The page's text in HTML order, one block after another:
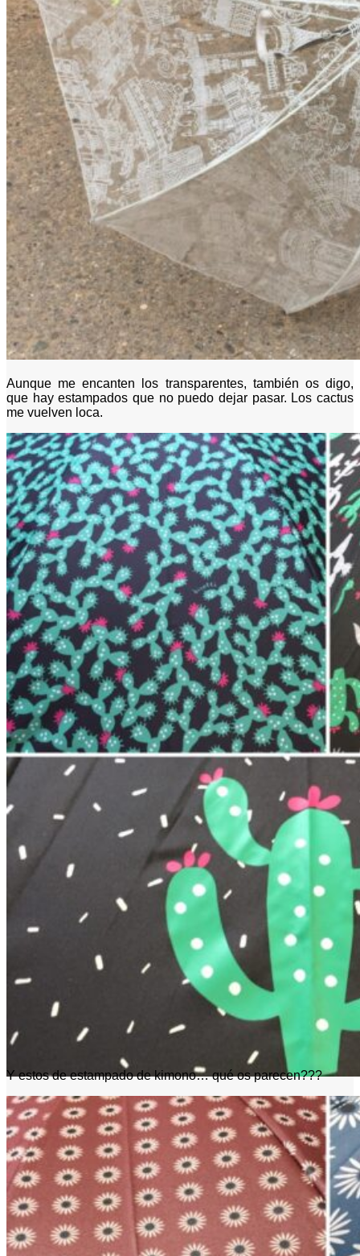
No hay productos en el carrito.
Volver a la tienda
Aunque me encanten los transparentes, también os digo,
que hay estampados que no puedo dejar pasar. Los cactus
me vuelven loca.
Y estos de estampado de kimono… qué os parecen???